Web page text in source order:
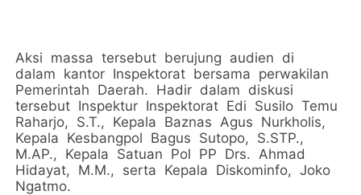
Aksi massa tersebut berujung audien di
dalam kantor Inspektorat bersama perwakilan
Pemerintah Daerah. Hadir dalam diskusi
tersebut Inspektur Inspektorat Edi Susilo Temu
Raharjo, S.T., Kepala Baznas Agus Nurkholis,
Kepala Kesbangpol Bagus Sutopo, S.STP.,
M.AP., Kepala Satuan Pol PP Drs. Ahmad
Hidayat, M.M., serta Kepala Diskominfo, Joko
Ngatmo.